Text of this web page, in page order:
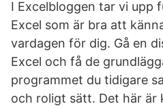
I Excelbloggen tar vi upp
Excel som är bra att
vardagen för dig. Gå en
Excel och få de
programmet du tidigare
och roligt sätt. Det här är